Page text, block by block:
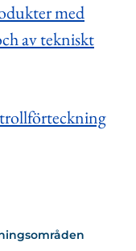
med
av tekniskt